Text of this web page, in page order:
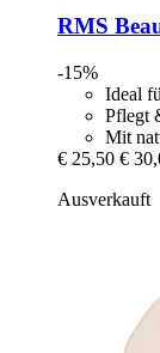
RMS
-15%
Ideal
Pflegt
Mit
€ 25,50 €
Ausverkauft